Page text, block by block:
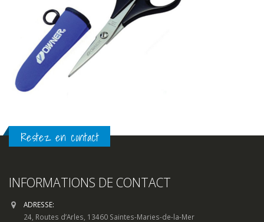
Restez en contact
INFORMATIONS DE CONTACT
ADRESSE:
24, Routes d’Arles, 13460 Saintes-Maries-de-la-Mer